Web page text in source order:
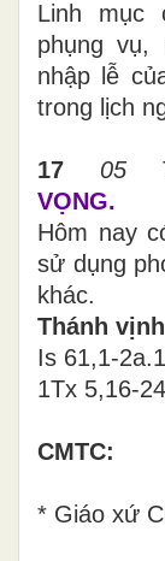
Linh mục
phụng vụ,
nhập lễ
trong lịch
17 05
VỌNG.
Hôm nay
sử dụng
khác.
Thánh
Is 61,1-
1Tx 5,16-
CMTC:
* Giáo xứ